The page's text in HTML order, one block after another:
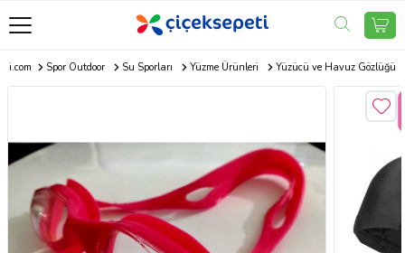
Spor Outdoor Su Sporları Yüzme Ürünleri Yüzücü ve Havuz Gözlüğü